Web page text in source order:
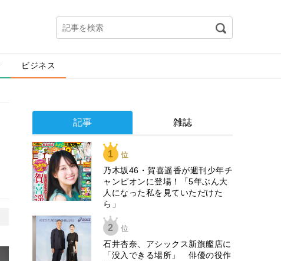
ビジネス
記事 雑誌
1 位
乃木坂46・賀喜遥香が週刊少年チ
ャンピオンに登場！「5年ぶん大
人になった私を見ていただけた
ら」
2 位
石井杏奈、アシックス新旗艦店に
「没入できる場所」 俳優の役作